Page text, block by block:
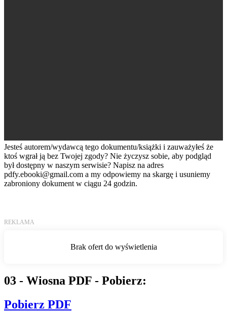
Jesteś autorem/wydawcą tego dokumentu/książki i zauważyłeś że
ktoś wgrał ją bez Twojej zgody? Nie życzysz sobie, aby podgląd
był dostępny w naszym serwisie? Napisz na adres
pdfy.ebooki@gmail.com a my odpowiemy na skargę i usuniemy
zabroniony dokument w ciągu 24 godzin.
03 - Wiosna PDF - Pobierz:
Pobierz PDF